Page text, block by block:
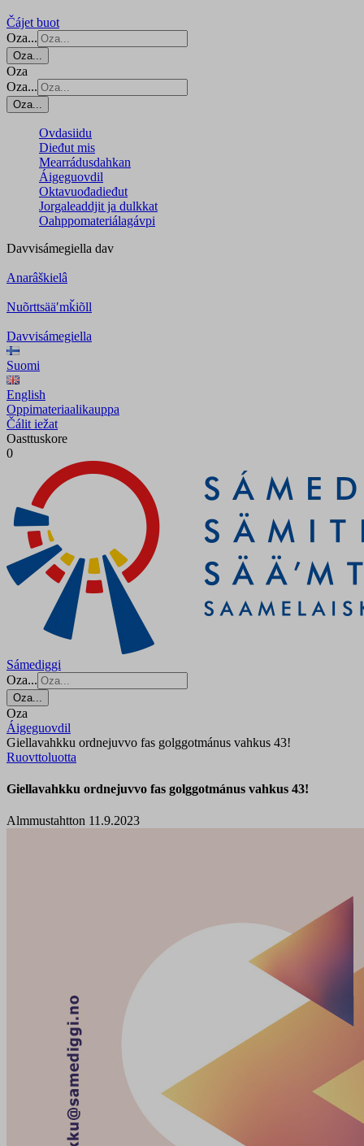
Čájet buot
Oza...
Oza...
Oza
Oza...
Oza...
Ovdasiidu
Dieđut mis
Mearrádusdahkan
Áigeguovdil
Oktavuođadieđut
Jorgaleaddjit ja dulkkat
Oahppomateriálagávpi
Davvisámegiella dav
Anarâškielâ
Nuõrttsääʹmǩiõll
Davvisámegiella
Suomi
English
Oppimateriaalikauppa
Čálit iežat
Oasttuskore
0
Sámediggi
Oza...
Oza...
Oza
Áigeguovdil
Giellavahkku ordnejuvvo fas golggotmánus vahkus 43!
Ruovttoluotta
Giellavahkku ordnejuvvo fas golggotmánus vahkus 43!
Almmustahtton 11.9.2023